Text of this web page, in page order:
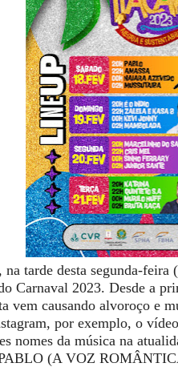
na tarde desta segunda-
Carnaval 2023. Desde a
vem causando alvoroço e
por exemplo, o
nomes da música na
(A VOZ